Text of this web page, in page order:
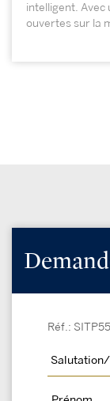
intelligent. Avec
ouvertes sur la
Réf.: